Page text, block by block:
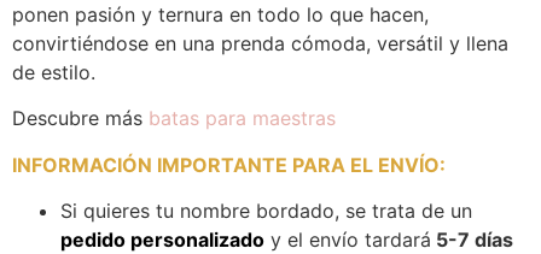
ponen pasión y ternura en todo lo que hacen,
convirtiéndose en una prenda cómoda, versátil y llena
de estilo.
Descubre más batas para maestras
INFORMACIÓN IMPORTANTE PARA EL ENVÍO:
Si quieres tu nombre bordado, se trata de un
pedido personalizado y el envío tardará 5-7 días